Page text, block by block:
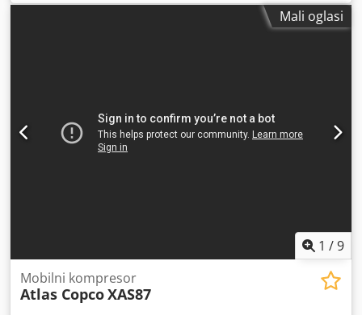
XAS87, stroj nakon servisa Tehnički podaci: učinkovitost
5,00 m3/min; radni pritisak 7 Bar; godina proizvodnje 2013;
Mali oglasi
1 /9
Mobilni kompresor
Atlas CopcoXAS87